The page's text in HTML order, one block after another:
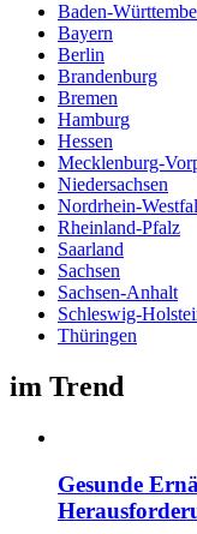
Baden-
Bayern
Berlin
Brandenburg
Bremen
Hamburg
Hessen
Mecklenburg-
Niedersachsen
Nordrhein-
Rheinland-Pfalz
Saarland
Sachsen
Sachsen-Anhalt
Schleswig-
Thüringen
im Trend
Gesunde